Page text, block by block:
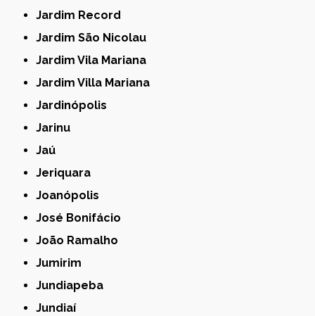
Jardim Record
Jardim São Nicolau
Jardim Vila Mariana
Jardim Villa Mariana
Jardinópolis
Jarinu
Jaú
Jeriquara
Joanópolis
José Bonifácio
João Ramalho
Jumirim
Jundiapeba
Jundiaí